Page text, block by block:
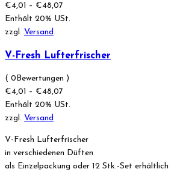
der
€4,01 – €48,07
€4,01
Enthält 20% USt.
zzgl. Versand
V-Fresh Lufterfrischer
( 0Bewertungen )
€4,01 – €48,07
€4,01
Enthält 20% USt.
zzgl. Versand
V-Fresh Lufterfrischer
in verschiedenen Düften
als Einzelpackung oder 12 Stk.-Set erhältlich